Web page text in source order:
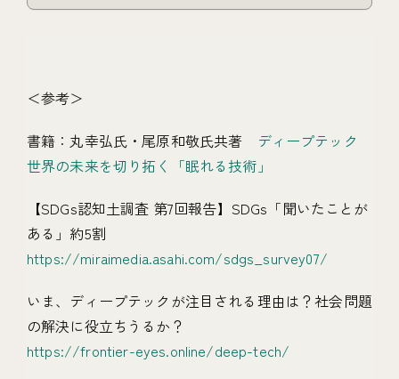
＜参考＞
書籍：丸幸弘氏・尾原和敬氏共著
ディープテック
世界の未来を切り拓く「眠れる技術」
【SDGs認知土調査 第7回報告】SDGs「聞いたことが
ある」約5割
https://miraimedia.asahi.com/sdgs_survey07/
いま、ディープテックが注目される理由は？社会問題
の解決に役立ちうるか？
https://frontier-eyes.online/deep-tech/